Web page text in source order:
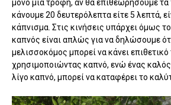
μόνο μια τροφή, αν θα επιθεωρήσουμε τα
κάνουμε 20 δευτερόλεπτα είτε 5 λεπτά,
κάπνισμα. Στις κινήσεις υπάρχει όμως
καπνός είναι απλώς για να δηλώσουμε
μελισσοκόμος μπορεί να κάνει επιθετικό
χρησιμοποιώντας καπνό, ενώ ένας
λίγο καπνό, μπορεί να καταφέρει το